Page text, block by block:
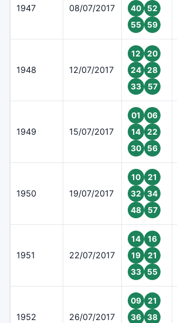
1947 08/07/2017
40
52
55
59
1948 12/07/2017
12
20
24
28
33
57
1949 15/07/2017
01
06
14
22
30
56
1950 19/07/2017
10
21
32
34
48
57
1951 22/07/2017
14
16
19
21
33
55
1952 26/07/2017
09
21
36
38